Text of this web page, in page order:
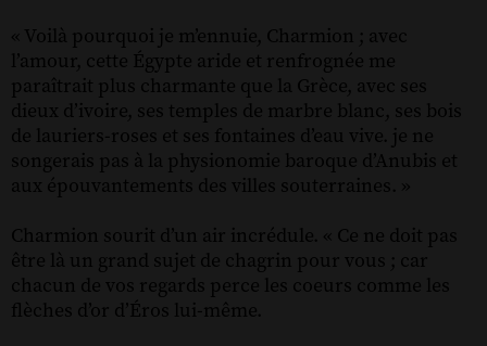
« Voilà pourquoi je m’ennuie, Charmion ; avec
l’amour, cette Égypte aride et renfrognée me
paraîtrait plus charmante que la Grèce, avec ses
dieux d’ivoire, ses temples de marbre blanc, ses bois
de lauriers-roses et ses fontaines d’eau vive. je ne
songerais pas à la physionomie baroque d’Anubis et
aux épouvantements des villes souterraines. »
Charmion sourit d’un air incrédule. « Ce ne doit pas
être là un grand sujet de chagrin pour vous ; car
chacun de vos regards perce les coeurs comme les
flèches d’or d’Éros lui-même.